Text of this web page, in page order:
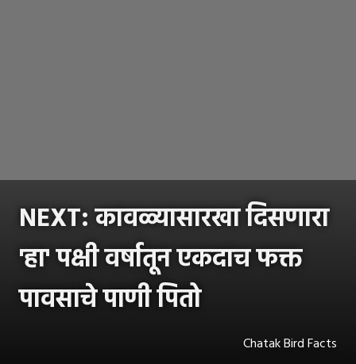
NEXT: कावळ्यासारखा दिसणारा
'हा' पक्षी वर्षातून एकदाच फक्त
पावसाचे पाणी पितो
Chatak Bird Facts